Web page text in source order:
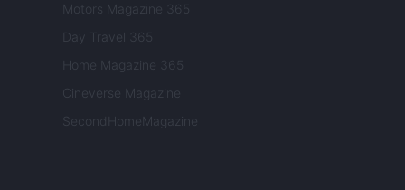
Motors Magazine 365
Day Travel 365
Home Magazine 365
Cineverse Magazine
SecondHomeMagazine